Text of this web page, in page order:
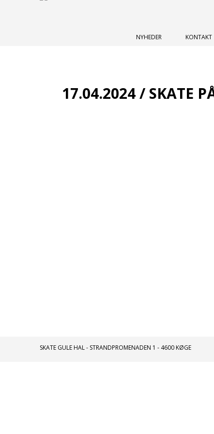
NYHEDER KONTAKT
17.04.2024 / SKATE
SKATE GULE HAL STRANDPROMENADEN 1 4600 KØGE